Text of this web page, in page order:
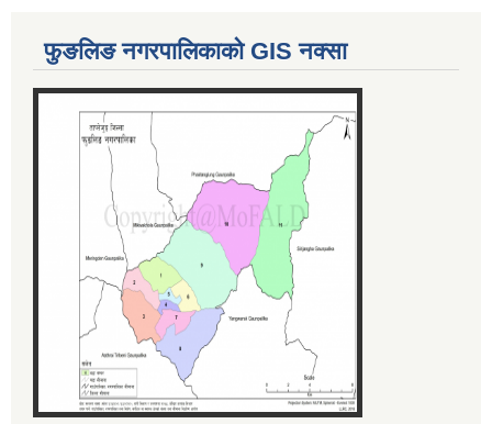
फुङलिङ नगरपालिकाको GIS नक्सा